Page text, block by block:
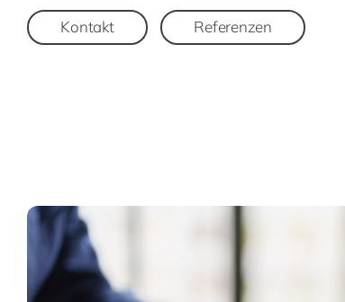
Kontakt Referenzen